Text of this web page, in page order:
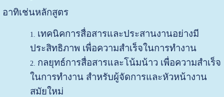
อาทิเช่นหลักสูตร
เทคนิคการสื่อสารและประสานงานอย่างมี
ประสิทธิภาพ เพื่อความสำเร็จในการทำงาน
กลยุทธ์การสื่อสารและโน้มน้าว เพื่อความสำเร็จ
ในการทำงาน สำหรับผู้จัดการและหัวหน้างาน
สมัยใหม่